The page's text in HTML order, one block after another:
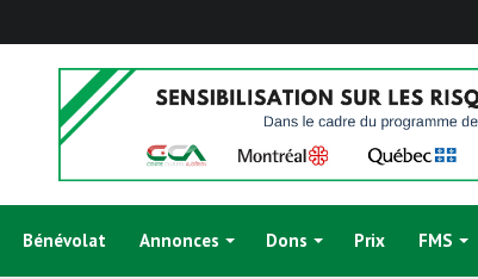
Bénévolat Annonces Dons Prix FMS